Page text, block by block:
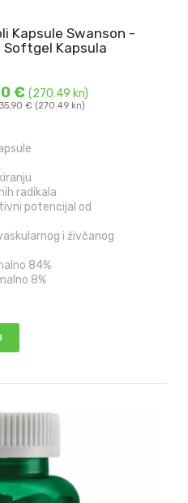
Kapsule Swanson -
Softgel Kapsula
€(270.49 kn)
€ (270.49 kn)
radikala
potencijal od
i živčanog
84%
8%